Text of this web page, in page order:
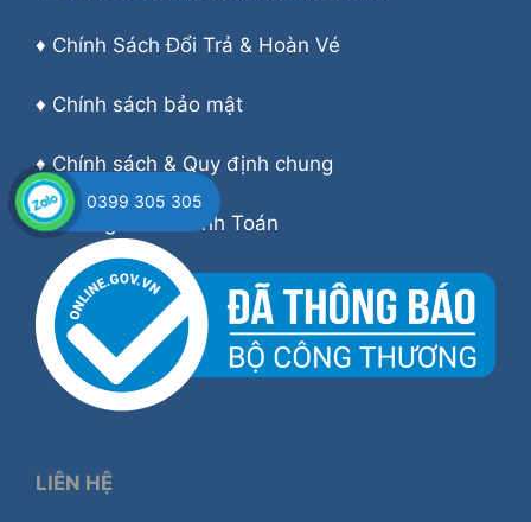
♦ Chính Sách Đổi Trả & Hoàn Vé
♦ Chính sách bảo mật
♦Chính sách & Quy định chung
♦Hướng dẫn Thanh Toán
LIÊN HỆ
0399 305 305